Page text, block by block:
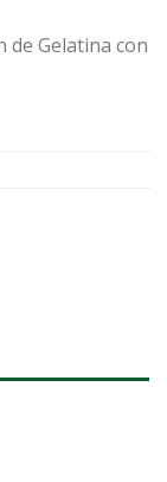
de Gelatina con